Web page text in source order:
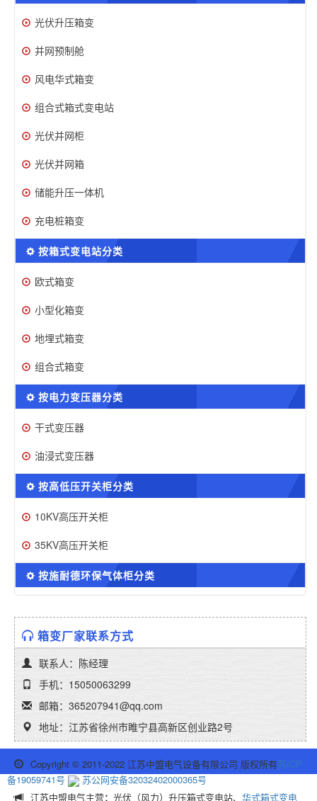
光伏升压箱变
并网预制舱
风电华式箱变
组合式箱式变电站
光伏并网柜
光伏并网箱
储能升压一体机
充电桩箱变
按箱式变电站分类
欧式箱变
小型化箱变
地埋式箱变
组合式箱变
按电力变压器分类
干式变压器
油浸式变压器
按高低压开关柜分类
10KV高压开关柜
35KV高压开关柜
按施耐德环保气体柜分类
箱变厂家联系方式
联系人：陈经理
手机：15050063299
邮箱：365207941@qq.com
地址：江苏省徐州市睢宁县高新区创业路2号
Copyright © 2011-2022 江苏中盟电气设备有限公司 版权所有苏ICP
备19059741号
苏公网安备32032402000365号
江苏中盟电气主营： 光伏（风力）升压箱式变电站、 华式箱式变电